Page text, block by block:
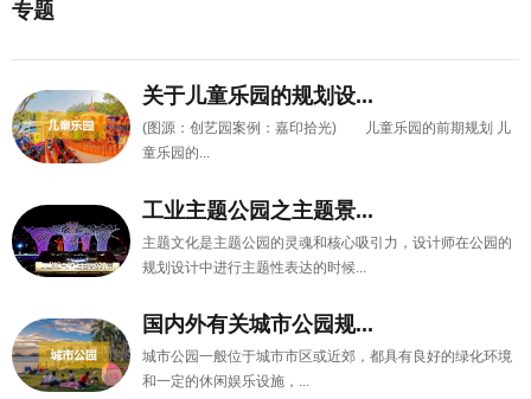
专题
关于儿童乐园的规划设...
(图源：创艺园案例：嘉印拾光) 儿童乐园的前期规划 儿
童乐园的...
工业主题公园之主题景...
主题文化是主题公园的灵魂和核心吸引力，设计师在公园的
规划设计中进行主题性表达的时候...
国内外有关城市公园规...
城市公园一般位于城市市区或近郊，都具有良好的绿化环境
和一定的休闲娱乐设施，...